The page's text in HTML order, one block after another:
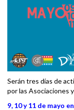
Serán tres días de
por las Asociaciones
9, 10 y 11 de mayo